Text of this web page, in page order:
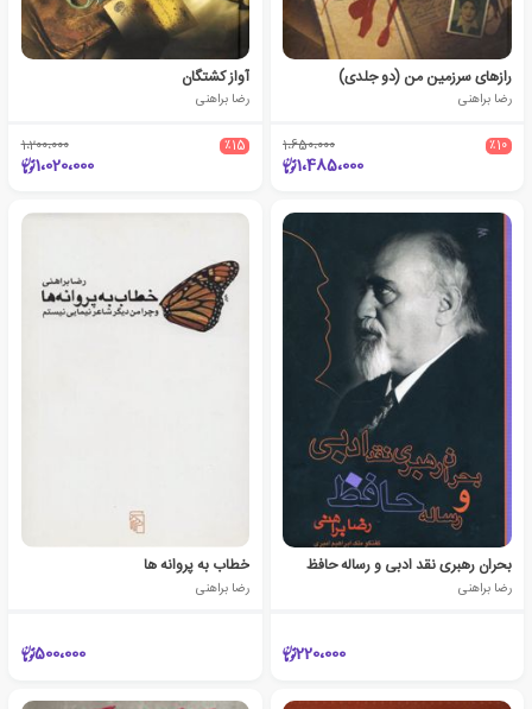
رازهای سرزمین من (دو جلدی)
رضا براهنی
٪10 1،650،000
1،485،000
آواز کشتگان
رضا براهنی
٪15 1،200،000
1،020،000
بحران رهبری نقد ادبی و رساله حافظ
رضا براهنی
220،000
خطاب به پروانه ها
رضا براهنی
500،000